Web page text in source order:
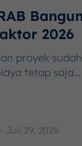
2026
proyek
tetap saja...
- Juli 29, 2026